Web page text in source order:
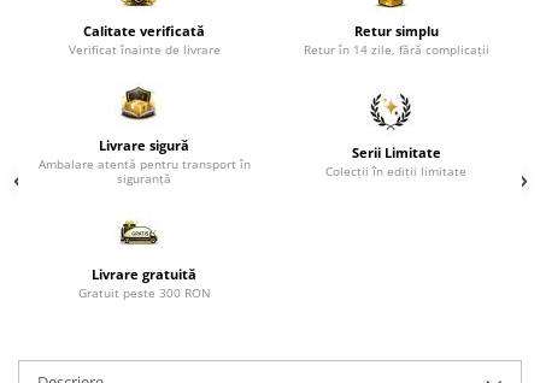
Rafturi de perete
Mobilier bar
Carucior de servire
Paravane de camera
Calitate verificată
Verificat înainte de livrare
Retur simplu
Retur în 14 zile, fără complicații
Livrare sigură
Ambalare atentă pentru transport în
siguranță
Serii Limitate
Colecții în ediții limitate
Livrare gratuită
Gratuit peste 300 RON